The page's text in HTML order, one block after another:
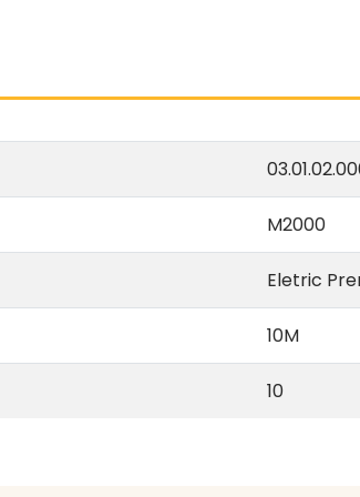
M2000
Eletric
10M
10